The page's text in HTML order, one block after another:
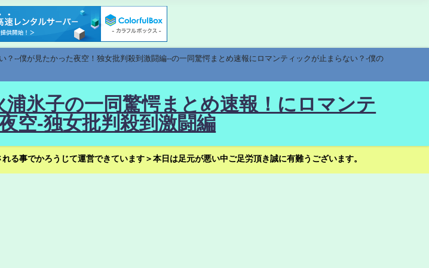
--僕が見たかった夜空！独女批判殺到激闘編--の一同驚愕まとめ速報にロマンティックが止まらない？-僕の
氷子の一同驚愕まとめ速報！にロマンテ
空-独女批判殺到激闘編
る事でかろうじて運営できています＞本日は足元が悪い中ご足労頂き誠に有難うございます。